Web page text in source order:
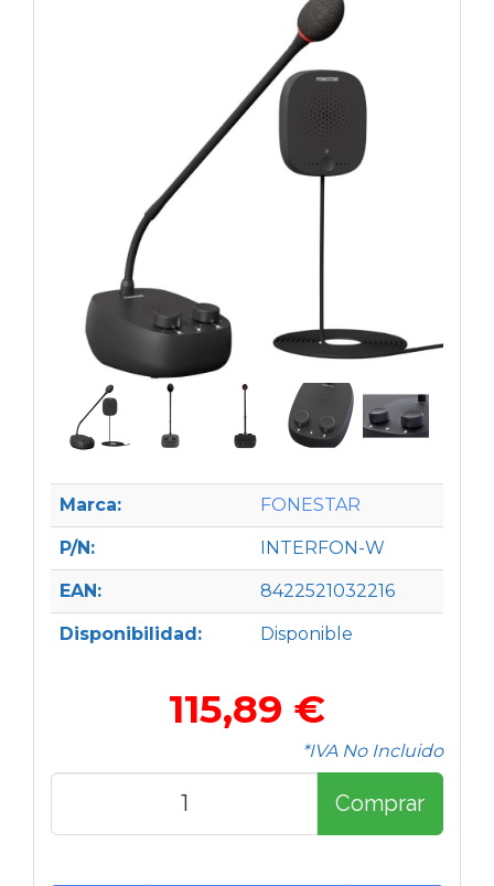
Marca: FONESTAR
P/N: INTERFON-W
EAN: 8422521032216
Disponibilidad: Disponible
115,89 €
*IVA No Incluido
Comprar